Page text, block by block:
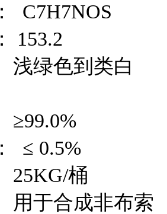
C7H7NOS
153.2
绿色到类白
≤ 0.5%
桶
于合成非布索